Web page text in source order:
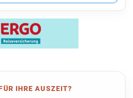
IHRE AUSZEIT?